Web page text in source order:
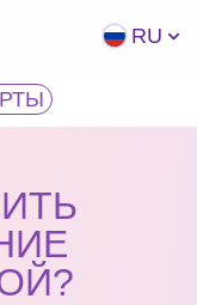
RU